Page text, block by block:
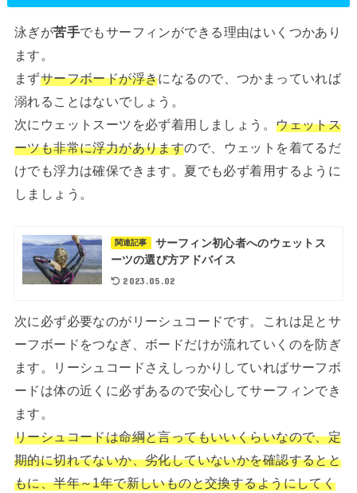
泳ぎが苦手でもサーフィンができる理由はいくつかあり
ます。
まずサーフボードが浮きになるので、つかまっていれば
溺れることはないでしょう。
次にウェットスーツを必ず着用しましょう。 ウェットス
ーツも非常に浮力がありますので、ウェットを着てるだ
けでも浮力は確保できます。夏でも必ず着用するように
しましょう。
関連記事
サーフィン初心者へのウェットス
ーツの選び方アドバイス
2023.05.02
次に必ず必要なのがリーシュコードです。これは足とサ
ーフボードをつなぎ、ボードだけが流れていくのを防ぎ
ます。リーシュコードさえしっかりしていればサーフボ
ードは体の近くに必ずあるので安心してサーフィンでき
ます。
リーシュコードは命綱と言ってもいいくらいなので、定
期的に切れてないか、劣化していないかを確認するとと
もに、半年～1年で新しいものと交換するようにしてく